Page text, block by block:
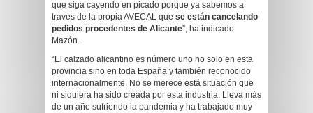
que siga cayendo en picado porque ya sabemos a
través de la propia AVECAL que se están cancelando
pedidos procedentes de Alicante”, ha indicado
Mazón.
“El calzado alicantino es número uno no solo en esta
provincia sino en toda España y también reconocido
internacionalmente. No se merece está situación que
ni siquiera ha sido creada por esta industria. Lleva más
de un año sufriendo la pandemia y ha trabajado muy